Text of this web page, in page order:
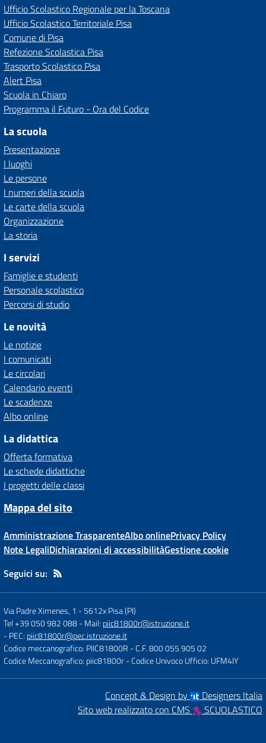
Ufficio Scolastico Regionale per la Toscana
Ufficio Scolastico Territoriale Pisa
Comune di Pisa
Refezione Scolastica Pisa
Trasporto Scolastico Pisa
Alert Pisa
Scuola in Chiaro
Programma il Futuro - Ora del Codice
La scuola
Presentazione
I luoghi
Le persone
I numeri della scuola
Le carte della scuola
Organizzazione
La storia
I servizi
Famiglie e studenti
Personale scolastico
Percorsi di studio
Le novità
Le notizie
I comunicati
Le circolari
Calendario eventi
Le scadenze
Albo online
La didattica
Offerta formativa
Le schede didattiche
I progetti delle classi
Mappa del sito
Amministrazione TrasparenteAlbo onlinePrivacy Policy
Note LegaliDichiarazioni di accessibilitàGestione cookie
Seguici su:
Via Padre Ximenes, 1 -5612x Pisa (PI)
Tel +39 050 982 088- Mail: piic81800r@istruzione.it
- PEC: piic81800r@pec.istruzione.it
Codice meccanografico: PIIC81800R - C.F. 800 055 905 02
Codice Meccanografico: piic81800r- Codice Univoco Ufficio: UFM4IY
Concept & Design by
Designers Italia
Sito web realizzato con CMS
SCUOLASTICO